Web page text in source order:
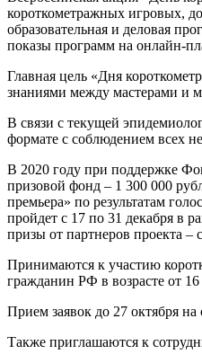
короткометражных игровых,
образовательная и деловая
показы программ на онлайн-
Главная цель «Дня
знаниями между мастерами и
В связи с текущей
формате с соблюдением всех
В 2020 году при поддержке
призовой фонд – 1 300 000
премьера» по результатам
пройдет с 17 по 31 декабря в
призы от партнеров проекта
Принимаются к участию
гражданин РФ в возрасте от 16
Прием заявок до 27 октября на
Также приглашаются к